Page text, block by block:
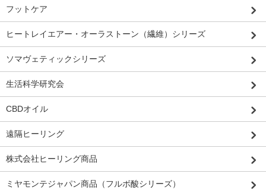
フットケア
ヒートレイエアー・オーラストーン（繊維）シリーズ
ソマヴェティックシリーズ
生活科学研究会
CBDオイル
遠隔ヒーリング
株式会社ヒーリング商品
ミヤモンテジャパン商品（フルボ酸シリーズ）